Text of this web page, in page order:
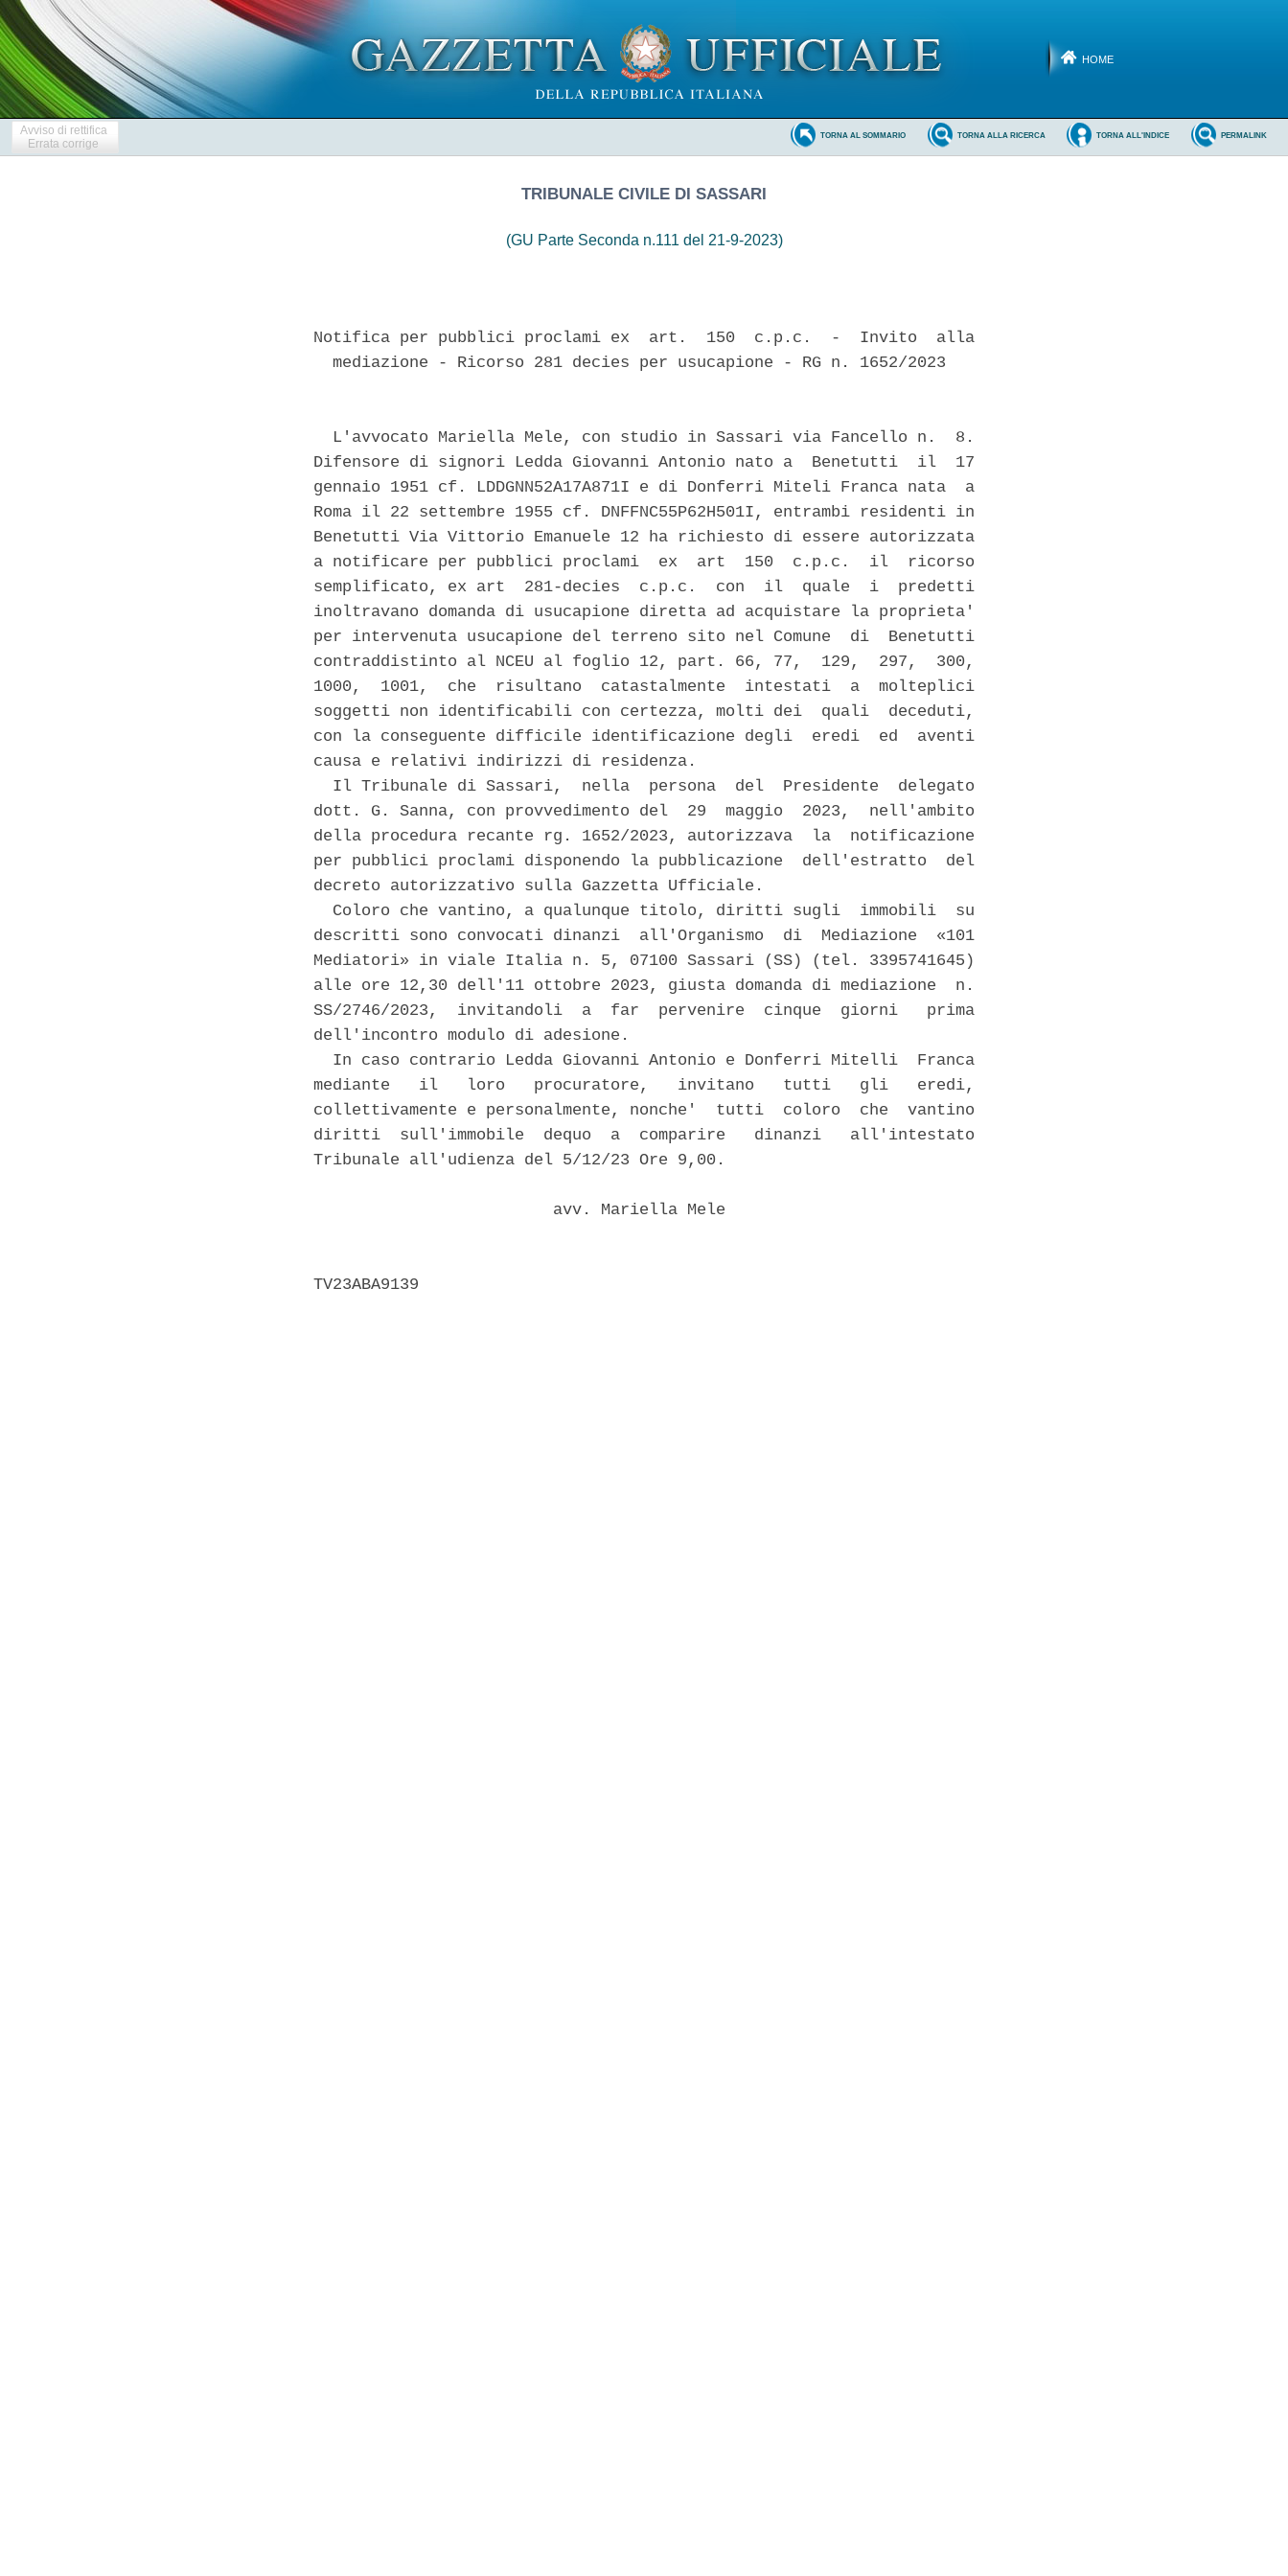
HOME
Avviso di rettifica
Errata corrige
PERMALINK
TORNA ALL'INDICE
TORNA ALLA RICERCA
TORNA AL SOMMARIO
TRIBUNALE CIVILE DI SASSARI
(GU Parte Seconda n.111 del 21-9-2023)
Notifica per pubblici proclami ex  art.  150  c.p.c.  -  Invito  alla
  mediazione - Ricorso 281 decies per usucapione - RG n. 1652/2023
  L'avvocato Mariella Mele, con studio in Sassari via Fancello n.  8.
Difensore di signori Ledda Giovanni Antonio nato a  Benetutti  il  17
gennaio 1951 cf. LDDGNN52A17A871I e di Donferri Miteli Franca nata  a
Roma il 22 settembre 1955 cf. DNFFNC55P62H501I, entrambi residenti in
Benetutti Via Vittorio Emanuele 12 ha richiesto di essere autorizzata
a notificare per pubblici proclami  ex  art  150  c.p.c.  il  ricorso
semplificato, ex art  281-decies  c.p.c.  con  il  quale  i  predetti
inoltravano domanda di usucapione diretta ad acquistare la proprieta'
per intervenuta usucapione del terreno sito nel Comune  di  Benetutti
contraddistinto al NCEU al foglio 12, part. 66, 77,  129,  297,  300,
1000,  1001,  che  risultano  catastalmente  intestati  a  molteplici
soggetti non identificabili con certezza, molti dei  quali  deceduti,
con la conseguente difficile identificazione degli  eredi  ed  aventi
causa e relativi indirizzi di residenza.
  Il Tribunale di Sassari,  nella  persona  del  Presidente  delegato
dott. G. Sanna, con provvedimento del  29  maggio  2023,  nell'ambito
della procedura recante rg. 1652/2023, autorizzava  la  notificazione
per pubblici proclami disponendo la pubblicazione  dell'estratto  del
decreto autorizzativo sulla Gazzetta Ufficiale.
  Coloro che vantino, a qualunque titolo, diritti sugli  immobili  su
descritti sono convocati dinanzi  all'Organismo  di  Mediazione  «101
Mediatori» in viale Italia n. 5, 07100 Sassari (SS) (tel. 3395741645)
alle ore 12,30 dell'11 ottobre 2023, giusta domanda di mediazione  n.
SS/2746/2023,  invitandoli  a  far  pervenire  cinque  giorni   prima
dell'incontro modulo di adesione.
  In caso contrario Ledda Giovanni Antonio e Donferri Mitelli  Franca
mediante   il   loro   procuratore,   invitano   tutti   gli   eredi,
collettivamente e personalmente, nonche'  tutti  coloro  che  vantino
diritti  sull'immobile  dequo  a  comparire   dinanzi   all'intestato
Tribunale all'udienza del 5/12/23 Ore 9,00.
                         avv. Mariella Mele